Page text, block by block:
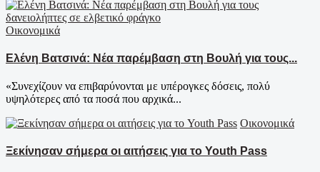
Οικονομικά
Ελένη Βατσινά: Νέα παρέμβαση στη Βουλή για τους...
«Συνεχίζουν να επιβαρύνονται με υπέρογκες δόσεις, πολύ
υψηλότερες από τα ποσά που αρχικά...
Οικονομικά
Ξεκίνησαν σήμερα οι αιτήσεις για το Youth Pass